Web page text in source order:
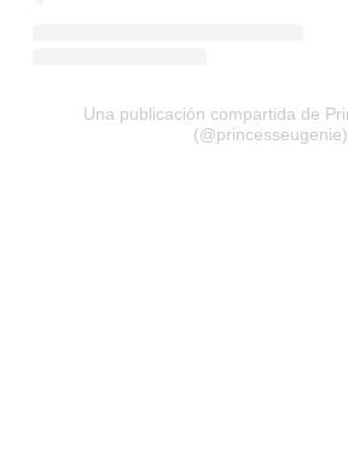
Una publicación compartida de
(@princesseugenie)